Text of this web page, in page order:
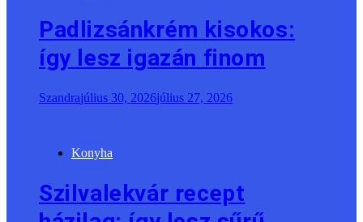
Padlizsánkrém kisokos:
így lesz igazán finom
Szandrajúlius 30, 2026július 27, 2026
Konyha
Szilvalekvár recept